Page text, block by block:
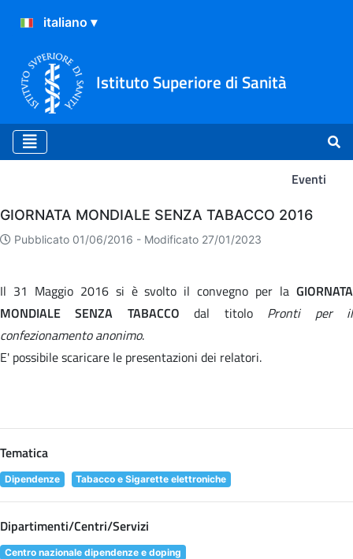
Istituto Superiore di Sanità
Eventi
Eventi
GIORNATA MONDIALE SENZA TABACCO 2016
Pubblicato 01/06/2016 - Modificato 27/01/2023
Il 31 Maggio 2016 si è svolto il convegno per la GIORNATA
MONDIALE SENZA TABACCOdal titolo Pronti per il
confezionamento anonimo.
E' possibile scaricare le presentazioni dei relatori.
Tematica
Dipendenze Tabacco e Sigarette elettroniche
Dipartimenti/Centri/Servizi
Centro nazionale dipendenze e doping